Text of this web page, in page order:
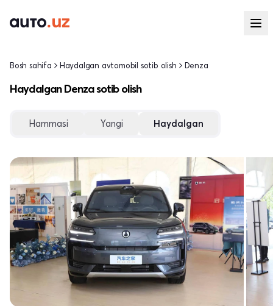
Bosh sahifa Haydalgan avtomobil sotib olish Denza
Haydalgan Denza sotib olish
Hammasi Yangi Haydalgan